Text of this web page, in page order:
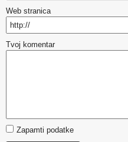
Web stranica
Tvoj komentar
Zapamti podatke